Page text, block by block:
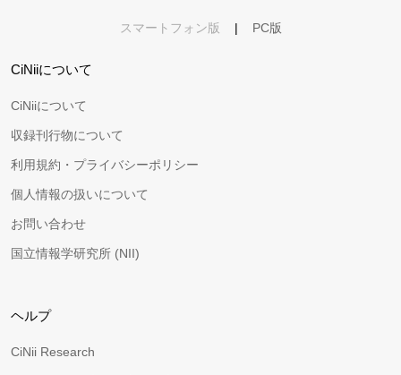
スマートフォン版 | PC版
CiNiiについて
CiNiiについて
収録刊行物について
利用規約・プライバシーポリシー
個人情報の扱いについて
お問い合わせ
国立情報学研究所 (NII)
ヘルプ
CiNii Research